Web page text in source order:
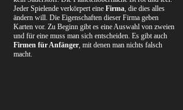
Jeder Spielende verkörpert eineFirma, die dies alles
ändern will. Die Eigenschaften dieser Firma geben
Karten vor. Zu Beginn gibt es eine Auswahl von zweien
und für eine muss man sich entscheiden. Es gibt auch
Firmen für Anfänger, mit denen man nichts falsch
macht.